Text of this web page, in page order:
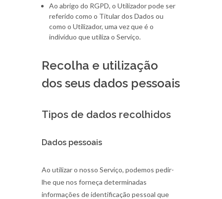
Ao abrigo do RGPD, o Utilizador pode ser
referido como o Titular dos Dados ou
como o Utilizador, uma vez que é o
indivíduo que utiliza o Serviço.
Recolha e utilização
dos seus dados pessoais
Tipos de dados recolhidos
Dados pessoais
Ao utilizar o nosso Serviço, podemos pedir-
lhe que nos forneça determinadas
informações de identificação pessoal que